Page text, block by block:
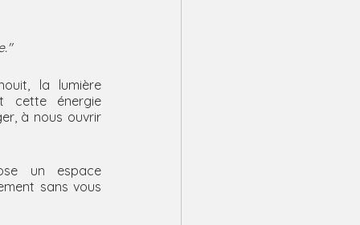
la lumière
cette énergie
à nous ouvrir
un espace
sans vous